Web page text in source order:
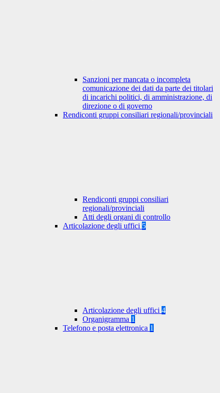
Sanzioni per mancata o incompleta
comunicazione dei dati da parte dei titolari
di incarichi politici, di amministrazione, di
direzione o di governo
Rendiconti gruppi consiliari regionali/provinciali
Rendiconti gruppi consiliari
regionali/provinciali
Atti degli organi di controllo
Articolazione degli uffici 5
Articolazione degli uffici 4
Organigramma 1
Telefono e posta elettronica 1